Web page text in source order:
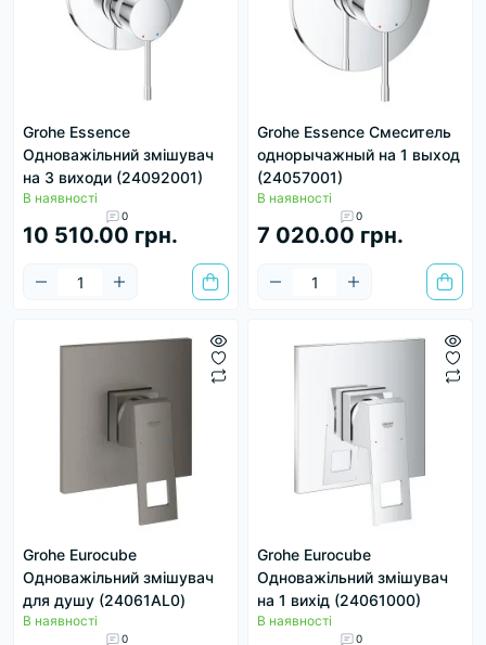
Grohe Essence
Одноважільний змішувач
на 3 виходи (24092001)
В наявності
0
10 510.00 грн.
Grohe Essence Смеситель
однорычажный на 1 выход
(24057001)
В наявності
0
7 020.00 грн.
Grohe Eurocube
Одноважільний змішувач
для душу (24061AL0)
В наявності
0
Grohe Eurocube
Одноважільний змішувач
на 1 вихід (24061000)
В наявності
0